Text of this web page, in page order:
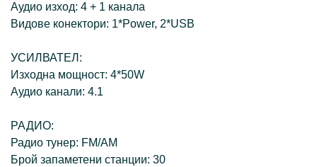
Аудио изход: 4 + 1 канала
Видове конектори: 1*Power, 2*USB
УСИЛВАТЕЛ:
Изходна мощност: 4*50W
Аудио канали: 4.1
РАДИО:
Радио тунер: FM/AM
Брой запаметени станции: 30